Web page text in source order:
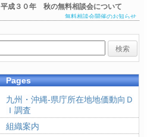
平成３０年 秋の無料相談会について
無料相談会開催のお知らせ
Pages
九州・沖縄-県庁所在地地価動向Ｄ
Ｉ調査
組織案内